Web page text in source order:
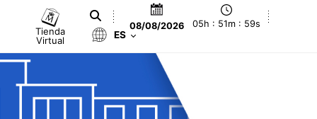
Tienda
Virtual
08/08/2026 05h : 51m : 59s
ES